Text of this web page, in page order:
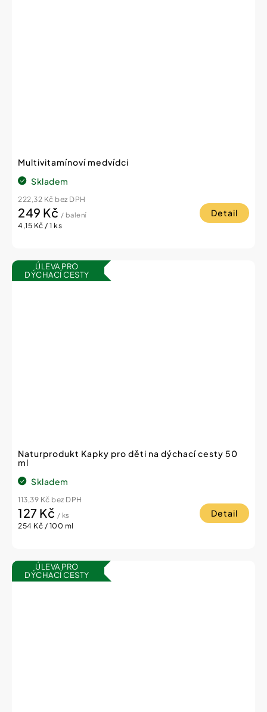
Multivitamínoví medvídci
Skladem
222,32 Kč bez DPH
249 Kč / balení
Měrná
4,15 Kč / 1 ks
Detail
ÚLEVA PRO
DÝCHACÍ CESTY
Naturprodukt Kapky pro děti na dýchací cesty 50
ml
Skladem
113,39 Kč bez DPH
127 Kč / ks
Měrná
254 Kč / 100 ml
Detail
ÚLEVA PRO
DÝCHACÍ CESTY